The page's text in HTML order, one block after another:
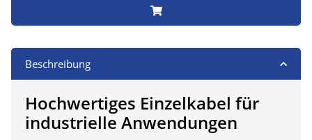
Beschreibung
Hochwertiges Einzelkabel für
industrielle Anwendungen